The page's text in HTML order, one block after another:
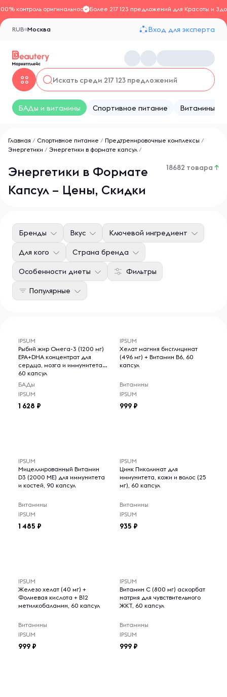
контроль оригинальностиБолее 217 123 предложений для Красоты и
Москва
RUB Вход для эксперта
БАДы и витамины Спортивное питание Витамины
Главная / Спортивное питание / Предтренировочные комплексы /
Энергетики / Энергетики в формате капсул /
Энергетики в Формате
Капсул – Цены, Скидки
18682 товара ↑
Фильтры
Бренды Вкус Ключевой ингредиент
Для кого Страна бренда
Особенности диеты
Популярные
IPSUM
Рыбий жир Омега-3 (1200 мг)
EPA+DHA концентрат для
сердца, мозга и иммунитета,
60 капсул
БАДы
IPSUM
1 628
IPSUM
Хелат магния бисглицинат
(496 мг) + Витамин B6, 60
капсул
Витамины
IPSUM
999
IPSUM
Мицеллированный Витамин
D3 (2000 МЕ) для иммунитета
и костей, 90 капсул
Витамины
IPSUM
1 485
IPSUM
Цинк Пиколинат для
иммунитета, кожи и волос (25
мг), 60 капсул
Витамины
IPSUM
935
IPSUM
Железо хелат (40 мг) +
Фолиевая кислота + B12
метилкобаламин, 60 капсул
Витамины
IPSUM
999
IPSUM
Витамин С (800 мг) аскорбат
натрия для чувствительного
ЖКТ, 60 капсул
Витамины
IPSUM
999